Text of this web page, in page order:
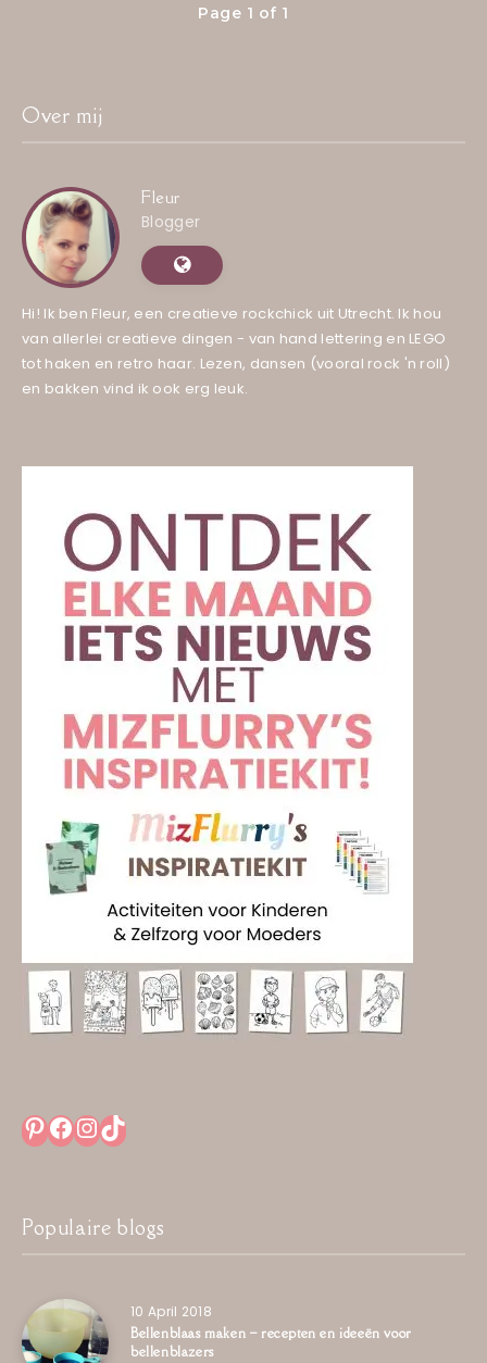
Page 1 of 1
Over mij
Fleur
Blogger
Hi! Ik ben Fleur, een creatieve rockchick uit Utrecht. Ik hou
van allerlei creatieve dingen - van hand lettering en LEGO
tot haken en retro haar. Lezen, dansen (vooral rock 'n roll)
en bakken vind ik ook erg leuk.
Pinterest
Facebook
Instagram
TikTok
Populaire blogs
10 April 2018
Bellenblaas maken – recepten en ideeën voor
bellenblazers